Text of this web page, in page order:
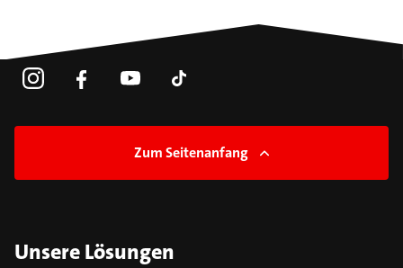
Zum Seitenanfang
Unsere Lösungen